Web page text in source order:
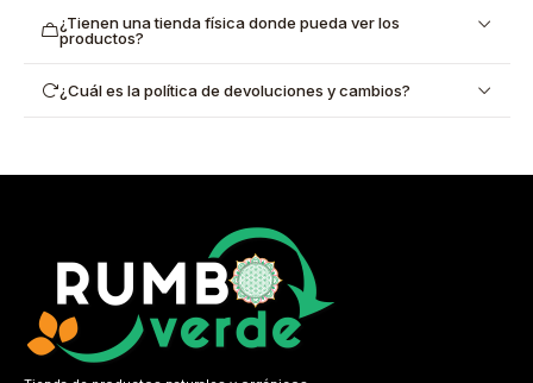
¿Tienen una tienda física donde pueda ver los
productos?
¿Cuál es la política de devoluciones y cambios?